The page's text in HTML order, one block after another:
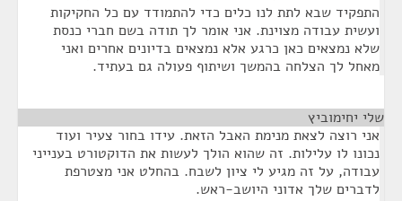
התפקיד שבא לתת לנו כלים כדי להתמודד עם כל החקיקות
ועשית עבודה מצוינת. אני אומר לך תודה בשם חברי כנסת
שלא נמצאים כאן כרגע אלא נמצאים בדיונים אחרים ואני
מאחל לך הצלחה בהמשך ושיתוף פעולה גם בעתיד.
שלי יחימוביץ
אני רוצה לצאת מנימת האבל הזאת. עידו בחור צעיר ועוד
נכונו לו עלילות. זה שהוא הולך לעשות את הדוקטורט בענייני
עבודה, על זה מגיע לי ציון לשבח. בהחלט אני מצטרפת
לדברים שלך אדוני היושב-ראש.